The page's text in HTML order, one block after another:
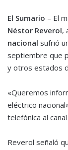
El Sumario – El
Néstor Reverol,
nacional sufrió
septiembre que
y otros estados
«Queremos
eléctrico
telefónica al
Reverol señaló